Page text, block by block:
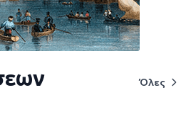
Όλες